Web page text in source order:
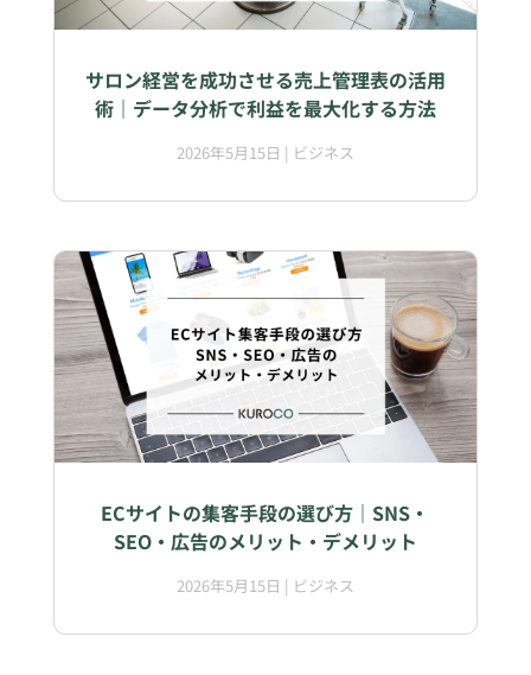
サロン経営を成功させる売上管理表の活用
術｜データ分析で利益を最大化する方法
2026年5月15日 | ビジネス
ECサイトの集客手段の選び方｜SNS・
SEO・広告のメリット・デメリット
2026年5月15日 | ビジネス